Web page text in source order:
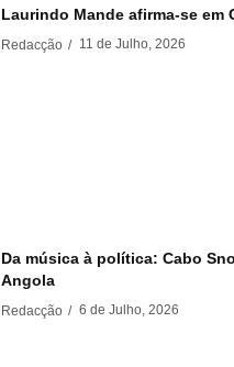
Laurindo Mande afirma-se em
Redacção / 11 de Julho, 2026
Da música à política: Cabo
Angola
Redacção / 6 de Julho, 2026